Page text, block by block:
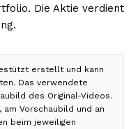
Die Aktie verdient
erstellt und kann
Das verwendete
des Original-Videos.
Vorschaubild und an
beim jeweiligen